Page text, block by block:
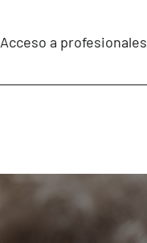
Acceso a profesionales